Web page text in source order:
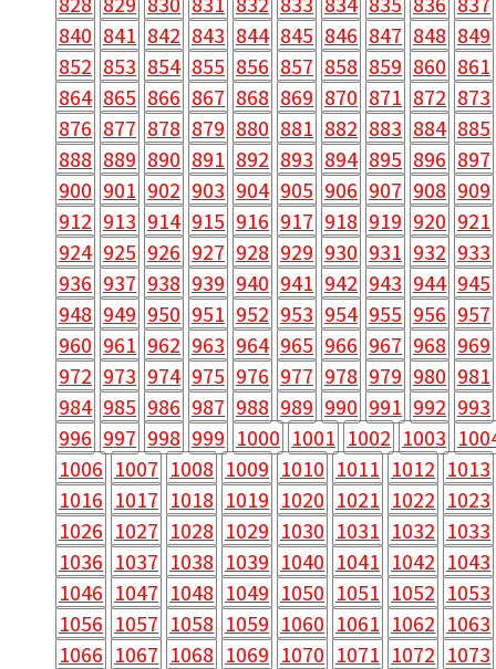
840 841 842 843 844 845 846 847 848 849
852 853 854 855 856 857 858 859 860 861
864 865 866 867 868 869 870 871 872 873
876 877 878 879 880 881 882 883 884 885
888 889 890 891 892 893 894 895 896 897
900 901 902 903 904 905 906 907 908 909
912 913 914 915 916 917 918 919 920 921
924 925 926 927 928 929 930 931 932 933
936 937 938 939 940 941 942 943 944 945
948 949 950 951 952 953 954 955 956 957
960 961 962 963 964 965 966 967 968 969
972 973 974 975 976 977 978 979 980 981
984 985 986 987 988 989 990 991 992 993
996 997 998 999 1000 1001 1002 1003
1006 1007 1008 1009 1010 1011 1012 1013
1016 1017 1018 1019 1020 1021 1022 1023
1026 1027 1028 1029 1030 1031 1032 1033
1036 1037 1038 1039 1040 1041 1042 1043
1046 1047 1048 1049 1050 1051 1052 1053
1056 1057 1058 1059 1060 1061 1062 1063
1066 1067 1068 1069 1070 1071 1072 1073